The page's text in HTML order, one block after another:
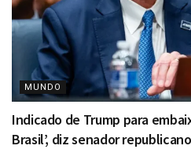
MUNDO
Indicado de Trump para
Brasil’, diz senador republicano